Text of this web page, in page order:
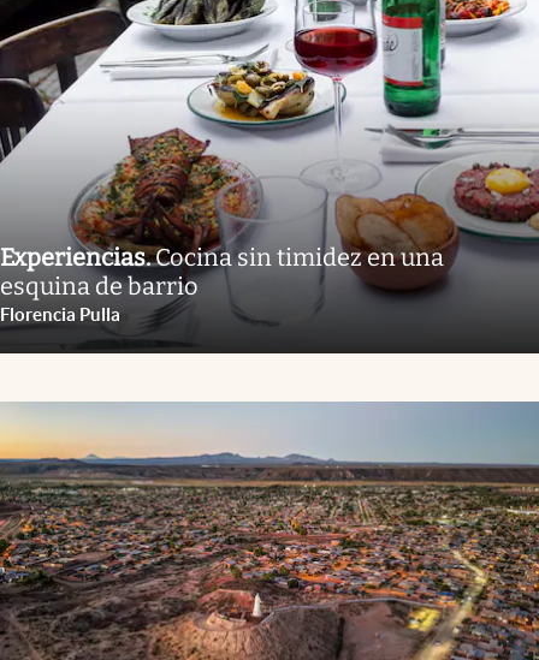
Experiencias.Cocina sin timidez en una
esquina de barrio
Florencia Pulla